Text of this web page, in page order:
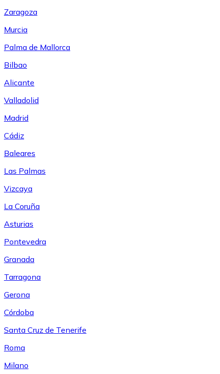
Zaragoza
Murcia
Palma de Mallorca
Bilbao
Alicante
Valladolid
Madrid
Cádiz
Baleares
Las Palmas
Vizcaya
La Coruña
Asturias
Pontevedra
Granada
Tarragona
Gerona
Córdoba
Santa Cruz de Tenerife
Roma
Milano